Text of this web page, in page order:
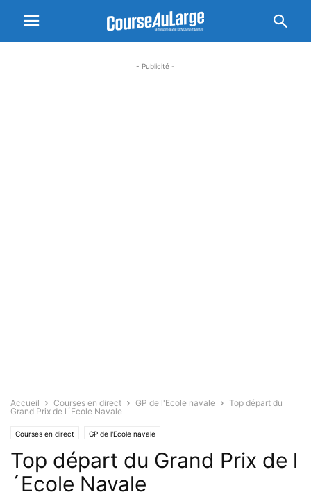
- Publicité -
Accueil Courses en direct GP de l'Ecole navale
Top départ du
Grand Prix de l´Ecole Navale
Courses en direct GP de l'Ecole navale
Top départ du Grand Prix de l
´Ecole Navale